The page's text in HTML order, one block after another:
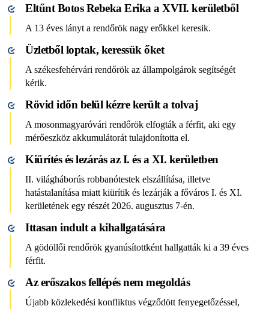
Eltűnt Botos Rebeka Erika a XVII. kerületből
A 13 éves lányt a rendőrök nagy erőkkel keresik.
Üzletből loptak, keressük őket
A székesfehérvári rendőrök az állampolgárok segítségét
kérik.
Rövid időn belül kézre került a tolvaj
A mosonmagyaróvári rendőrök elfogták a férfit, aki egy
mérőeszköz akkumulátorát tulajdonította el.
Kiürítés és lezárás az I. és a XI. kerületben
II. világháborús robbanótestek elszállítása, illetve
hatástalanítása miatt kiürítik és lezárják a főváros I. és XI.
kerületének egy részét 2026. augusztus 7-én.
Ittasan indult a kihallgatására
A gödöllői rendőrök gyanúsítottként hallgatták ki a 39 éves
férfit.
Az erőszakos fellépés nem megoldás
Újabb közlekedési konfliktus végződött fenyegetőzéssel,